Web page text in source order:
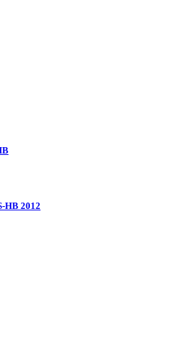
HB 2012